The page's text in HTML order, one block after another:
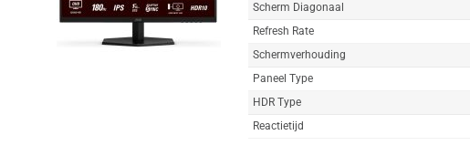
Scherm Diagonaal
Refresh Rate
Schermverhouding
Paneel Type
HDR Type
Reactietijd